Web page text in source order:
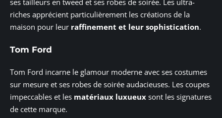
ses tailleurs en tweed et ses robes de soirée. Les ultra-
riches apprécient particulièrement les créations de la
maison pour leur raffinement et leur sophistication.
Tom Ford
Tom Ford incarne le glamour moderne avec ses costumes
sur mesure et ses robes de soirée audacieuses. Les coupes
impeccables et les matériaux luxueux sont les signatures
de cette marque.